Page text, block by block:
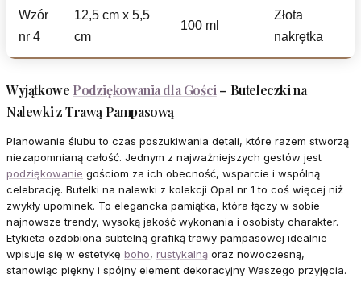
Wzór
nr 4
12,5 cm x 5,5
cm
100 ml
Złota
nakrętka
Wyjątkowe Podziękowania dla Gości – Buteleczki na
Nalewki z Trawą Pampasową
Planowanie ślubu to czas poszukiwania detali, które razem stworzą
niezapomnianą całość. Jednym z najważniejszych gestów jest
podziękowanie gościom za ich obecność, wsparcie i wspólną
celebrację. Butelki na nalewki z kolekcji Opal nr 1 to coś więcej niż
zwykły upominek. To elegancka pamiątka, która łączy w sobie
najnowsze trendy, wysoką jakość wykonania i osobisty charakter.
Etykieta ozdobiona subtelną grafiką trawy pampasowej idealnie
wpisuje się w estetykę boho, rustykalną oraz nowoczesną,
stanowiąc piękny i spójny element dekoracyjny Waszego przyjęcia.